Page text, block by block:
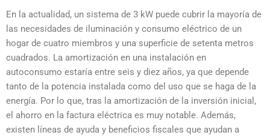
En la actualidad, un sistema de 3 kW puede cubrir la mayoría de
las necesidades de iluminación y consumo eléctrico de un
hogar de cuatro miembros y una superficie de setenta metros
cuadrados. La amortización en una instalación en
autoconsumo estaría entre seis y diez años, ya que depende
tanto de la potencia instalada como del uso que se haga de la
energía. Por lo que, tras la amortización de la inversión inicial,
el ahorro en la factura eléctrica es muy notable. Además,
existen líneas de ayuda y beneficios fiscales que ayudan a